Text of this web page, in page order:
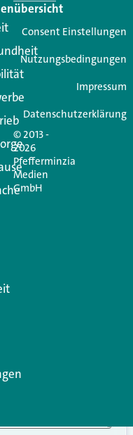
Alles, was
Mit nur einem
© 2013 -
2026
Pfefferminzia
Medien
GmbH
Consent Einstellungen
Nutzungsbedingungen
Impressum
Datenschutzerklärung